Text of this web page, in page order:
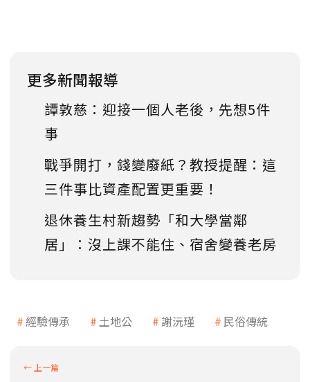
更多新聞報導
譚敦慈：迎接一個人老後，先想5件
事
戰爭開打，錢變廢紙？教授提醒：這
三件事比資產配置更重要！
退休養生村新趨勢「和大學當鄰
居」：沒上課不能住、宿舍變養老房
經驗傳承 土地公 謝沅瑾 民俗傳統